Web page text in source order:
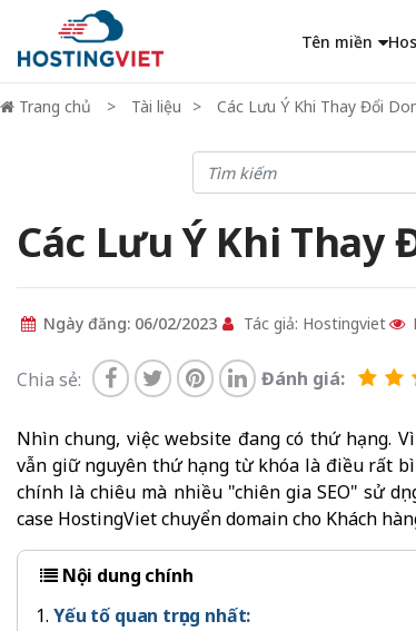
Tên miền
Trang chủ Tài liệu Các Lưu Ý Khi Thay Đổi
Các Lưu Ý Khi Thay
Ngày đăng: 06/02/2023 Tác giả: Hostingviet
Chia sẻ: Đánh giá:
Nhìn chung, việc website đang có thứ hạng.
vẫn giữ nguyên thứ hạng từ khóa là điều rất
chính là chiêu mà nhiều "chiên gia SEO" sử
case HostingViet chuyển domain cho Khách
Nội dung chính
Yếu tố quan trọng nhất: